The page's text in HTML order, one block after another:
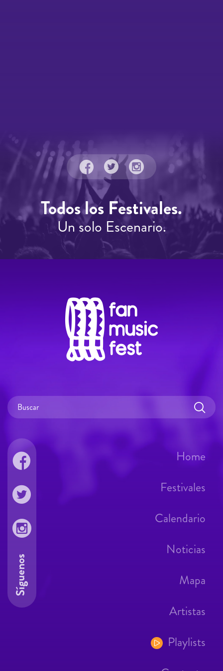
Todos los Festivales.
Un solo Escenario.
Home
Festivales
Calendario
Noticias
Mapa
Artistas
Playlists
Síguenos